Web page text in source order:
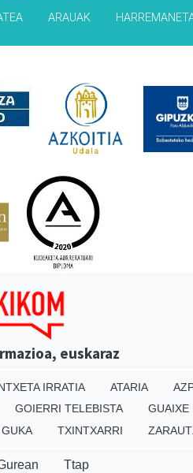
ARAUAK
euskaraz
IRRATIA ATARIA
GOIERRI TELEBISTA
GUAIXE
TXINTXARRI
Ttap